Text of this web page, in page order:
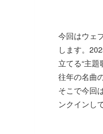
今回はウェ
します。
立てる“主
往年の名曲
そこで今回
ンクインし